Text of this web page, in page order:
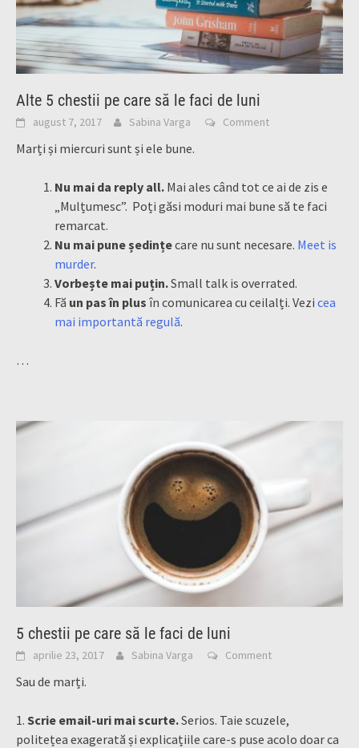
Alte 5 chestii pe care să le faci de luni
august 7, 2017 Sabina Varga Comment
Marți și miercuri sunt și ele bune.
Nu mai da reply all. Mai ales când tot ce ai de zis e
„Mulțumesc”. Poți găsi moduri mai bune să te faci
remarcat.
Nu mai pune ședințecare nu sunt necesare. Meet is
murder.
Vorbește mai puțin.Small talk is overrated.
Fă un pas în plus în comunicarea cu ceilalți. Vezi cea
mai importantă regulă.
…
5 chestii pe care să le faci de luni
aprilie 23, 2017 Sabina Varga Comment
Sau de marți.
1. Scrie email-uri mai scurte.Serios. Taie scuzele,
politețea exagerată și explicațiile care-s puse acolo doar ca